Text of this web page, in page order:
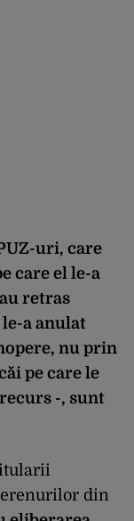
uri, care
care el le-a
retras
a anulat
nu prin
pe care le
-, sunt
din